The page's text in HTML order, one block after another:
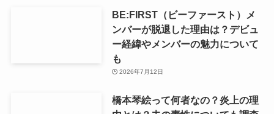
BE:FIRST（ビーファースト）メ
ンバーが脱退した理由は？デビュ
ー経緯やメンバーの魅力について
も
2026年7月12日
橋本琴絵って何者なの？炎上の理